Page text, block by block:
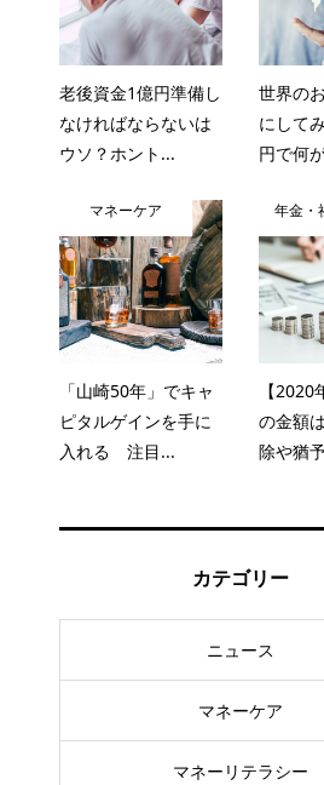
老後資金1億円準備し
なければならないは
ウソ？ホント...
世界の
にして
円で何
マネーケア
「山崎50年」でキャ
ピタルゲインを手に
入れる 注目...
年金・
【
の金額
除や猶
カテゴリー
ニュース
マネーケア
マネーリテラシー